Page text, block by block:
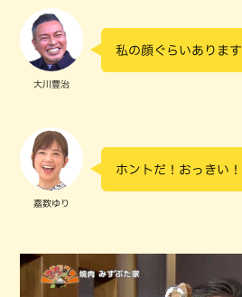
大川豊治
私の顔ぐらいあります
嘉数ゆり
ホントだ！おっきい！